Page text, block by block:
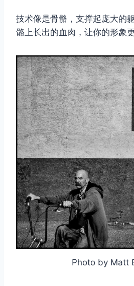
技术像是骨骼，支撑起庞大的
骼上长出的血肉，让你的形象
Photo by Matt